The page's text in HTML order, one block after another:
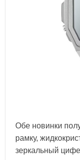
Обе новинки
рамку,
зеркальный